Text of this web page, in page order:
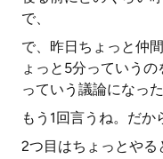
で、
で、昨日ちょっと仲
ょっと5分っていう
っていう議論になっ
もう1回言うね。だか
2つ目はちょっとや